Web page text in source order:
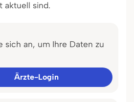
aktuell sind.
sich an, um Ihre Daten zu
Ärzte-Login